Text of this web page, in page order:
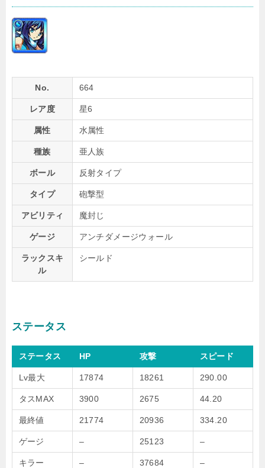
No. 664
レア度 星6
属性 水属性
種族 亜人族
ボール 反射タイプ
タイプ 砲撃型
アビリティ 魔封じ
ゲージ アンチダメージウォール
ラックスキ
ル
シールド
ステータス
ステータス HP 攻撃 スピード
Lv最大 17874 18261 290.00
タスMAX 3900 2675 44.20
最終値 21774 20936 334.20
ゲージ – 25123 –
キラー – 37684 –